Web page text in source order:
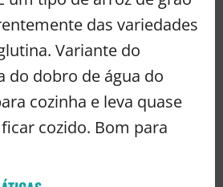
das variedades
Variante do
do dobro de água do
cozinha e leva quase
cozido. Bom para